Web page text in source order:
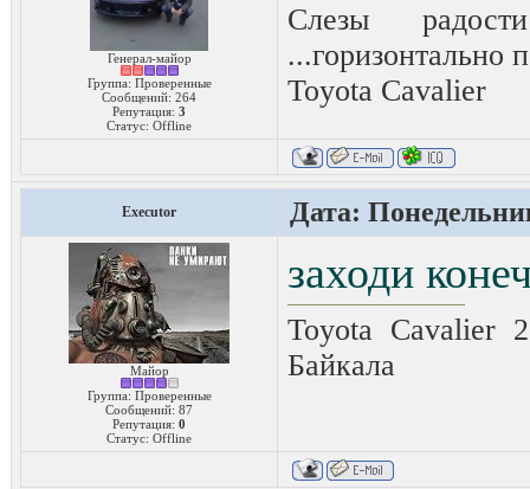
Генерал-майор
Группа: Проверенные
Сообщений: 264
Репутация: 3
Статус: Offline
Слезы
...горизонтально
Toyota Сavalier
Executor Дата:
Майор
Группа: Проверенные
Сообщений: 87
Репутация: 0
Статус: Offline
заходи
Toyota Cavalier
Байкала